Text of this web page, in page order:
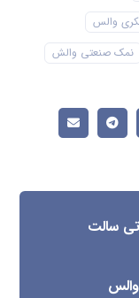
والس
نمک صنعتی والش
سالت